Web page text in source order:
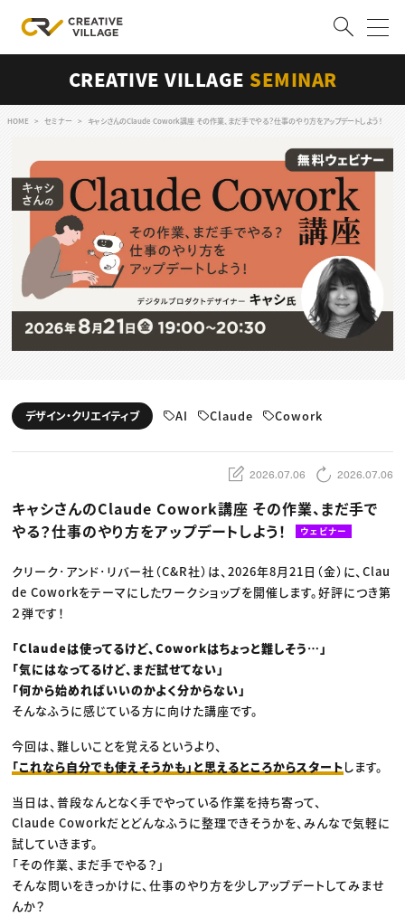
ログイン 会員登録
RECRUIT
クリエイター求人を探す
CREATIVE JOB求人検索
特集求人
採用説明会
転職支援サービス
CONTENTS
スキルアップしたい！
動画配信・映像制作
編集・ライティング
ディレクション
TOP Creator’s コラム トップ
Webクリエイター
ゲームクリエイター
クリエイターインタビュー
C＆R Magazine
セミナー
ニュース・トレンド トップ
Web
映像
広告
出版
CREATIVE VILLAGEからのお知らせ
CREATIVE VILLAGE SEMINAR
HOME セミナー キャシさんのClaude Cowork講座 その作業、まだ手でやる？仕事のやり方をアップデートしよう！
デザイン・クリエイティブ AI Claude Cowork
2026.07.06 2026.07.06
キャシさんのClaude Cowork講座 その作業、まだ手で
やる？仕事のやり方をアップデートしよう！
ウェビナー
クリーク･アンド･リバー社（C&R社）は、2026年8月21日（金）に、Clau
de Coworkをテーマにしたワークショップを開催します。好評につき第
２弾です！
「Claudeは使ってるけど、Coworkはちょっと難しそう…」
「気にはなってるけど、まだ試せてない」
「何から始めればいいのかよく分からない」
そんなふうに感じている方に向けた講座です。
今回は、難しいことを覚えるというより、
「これなら自分でも使えそうかも」と思えるところからスタートします。
当日は、普段なんとなく手でやっている作業を持ち寄って、
Claude Coworkだとどんなふうに整理できそうかを、みんなで気軽に
試していきます。
「その作業、まだ手でやる？」
そんな問いをきっかけに、仕事のやり方を少しアップデートしてみませ
んか？